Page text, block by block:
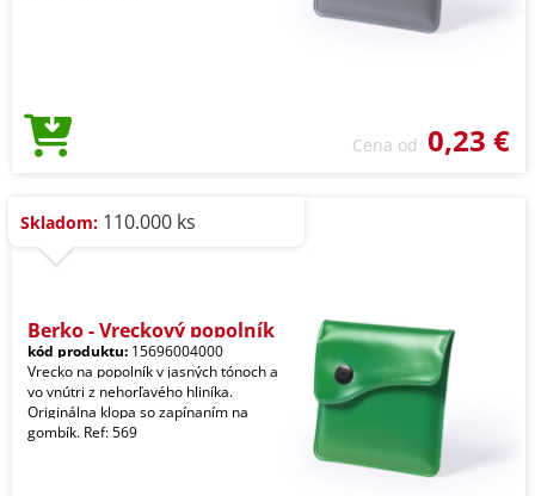
Cena od 0,23 €
Skladom: 110.000 ks
Berko - Vreckový popolník
kód produktu: 15696004000
Vrecko na popolník v jasných tónoch a
vo vnútri z nehorľavého hliníka.
Originálna klopa so zapínaním na
gombík. Ref: 569